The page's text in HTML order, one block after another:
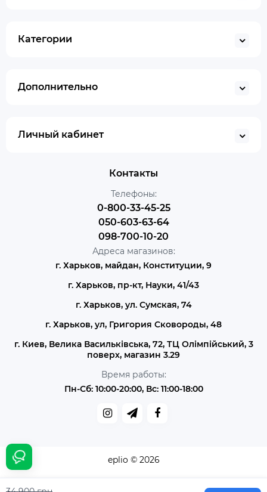
Категории
Дополнительно
Личный кабинет
Контакты
Телефоны:
0-800-33-45-25
050-603-63-64
098-700-10-20
Адреса магазинов:
г. Харьков, майдан, Конституции, 9
г. Харьков, пр-кт, Науки, 41/43
г. Харьков, ул. Сумская, 74
г. Харьков, ул, Григория Сковороды, 48
г. Киев, Велика Васильківська, 72, ТЦ Олімпійський, 3
поверх, магазин 3.29
Время работы:
Пн-Сб: 10:00-20:00, Вс: 11:00-18:00
eplio © 2026